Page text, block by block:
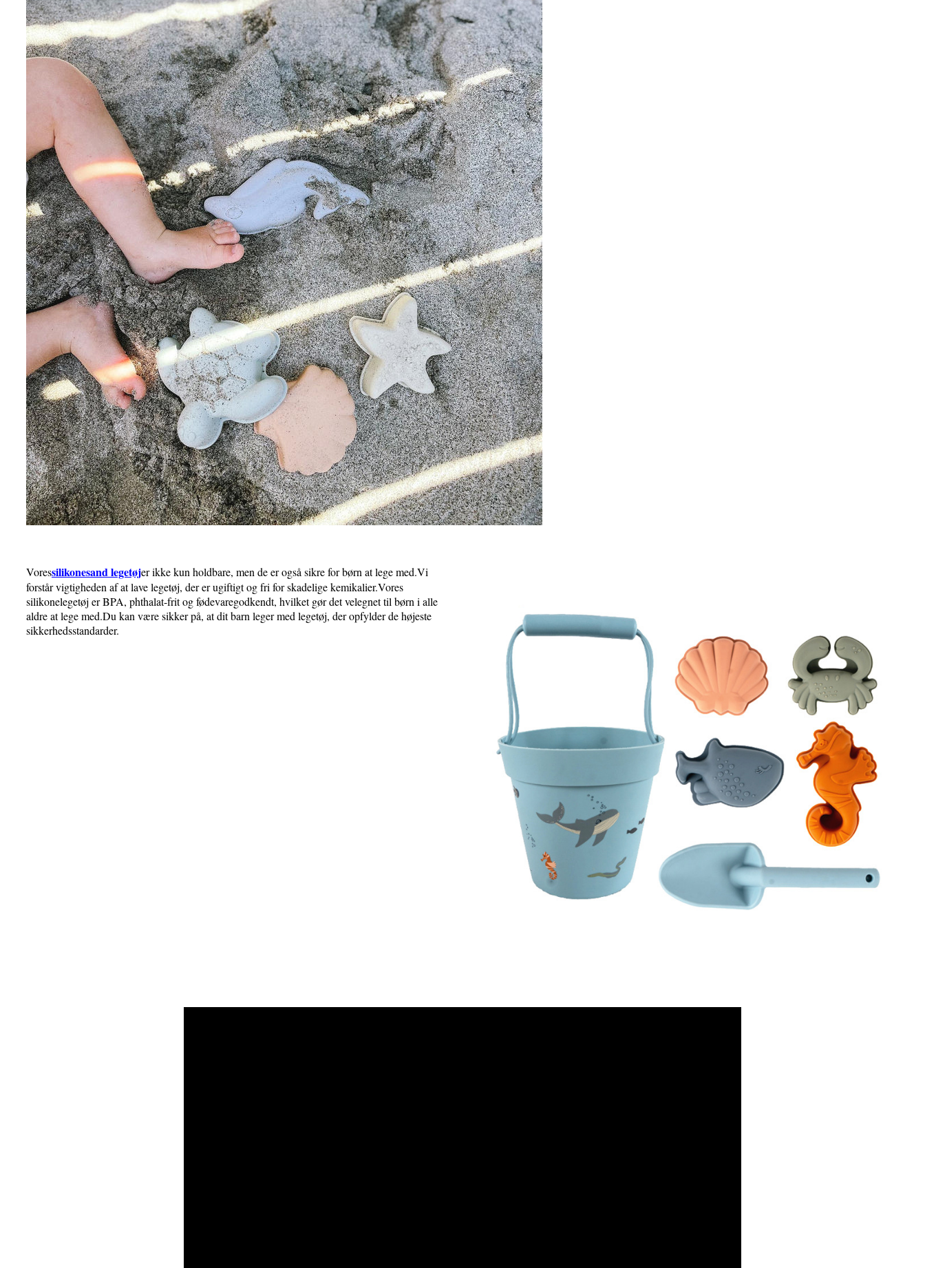
Voressilikonesand legetøjer ikke kun holdbare, men de er også sikre for børn at lege med.Vi
forstår vigtigheden af ​​at lave legetøj, der er ugiftigt og fri for skadelige kemikalier.Vores
silikonelegetøj er BPA, phthalat-frit og fødevaregodkendt, hvilket gør det velegnet til børn i alle
aldre at lege med.Du kan være sikker på, at dit barn leger med legetøj, der opfylder de højeste
sikkerhedsstandarder.